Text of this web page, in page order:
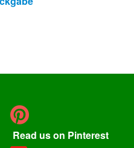
Read us on Pinterest